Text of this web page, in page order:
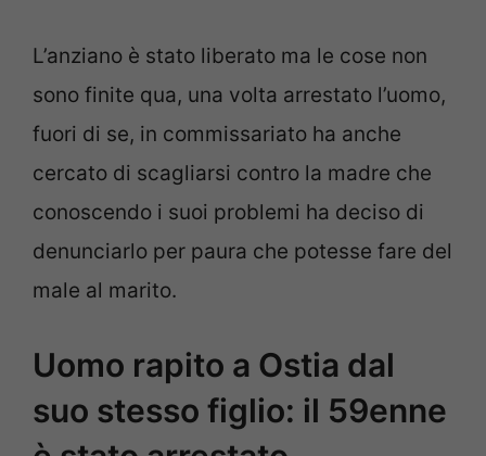
L’anziano è stato liberato ma le cose non
sono finite qua, una volta arrestato l’uomo,
fuori di se, in commissariato ha anche
cercato di scagliarsi contro la madre che
conoscendo i suoi problemi ha deciso di
denunciarlo per paura che potesse fare del
male al marito.
Uomo rapito a Ostia dal
suo stesso figlio: il 59enne